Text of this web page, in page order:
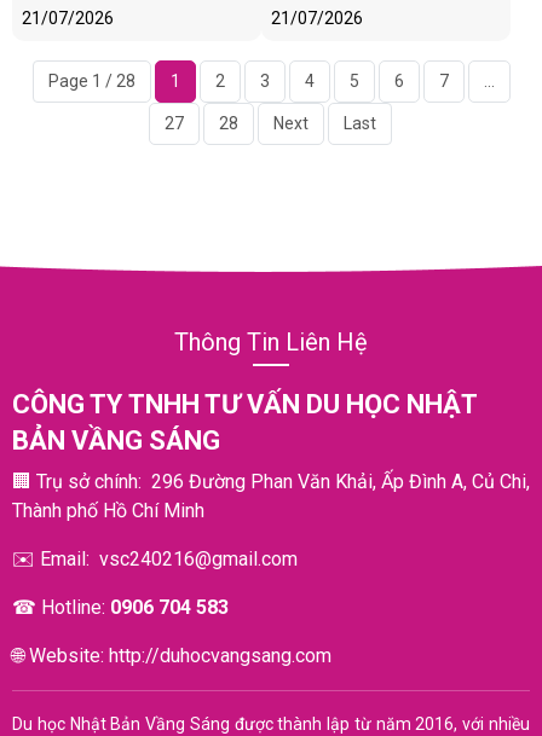
21/07/2026 21/07/2026
Page 1 / 28 1 2 3 4 5 6 7
27 28 Next Last
Thông Tin Liên Hệ
CÔNG TY TNHH TƯ VẤN DU HỌC NHẬT
BẢN VẦNG SÁNG
🏢 Trụ sở chính: 296 Đường Phan Văn Khải, Ấp Đình A, Củ Chi,
Thành phố Hồ Chí Minh
✉️ Email: vsc240216@gmail.com
☎︎ Hotline: 0906 704 583
🌐Website: http://duhocvangsang.com
Du học Nhật Bản Vầng Sáng được thành lập từ năm 2016, với nhiều